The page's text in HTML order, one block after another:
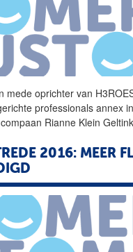
mede oprichter van
professionals annex
Rianne Klein
2016: MEER